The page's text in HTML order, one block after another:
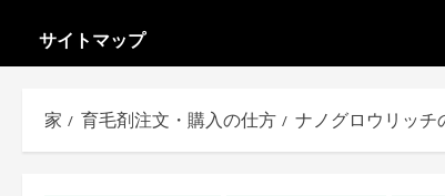
サイトマップ
家 育毛剤注文・購入の仕方 ナノグロウリッチ